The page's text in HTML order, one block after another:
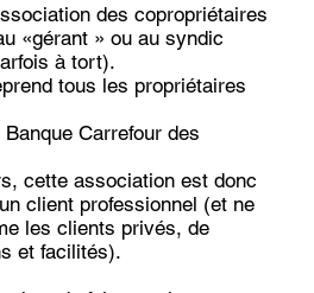
des copropriétaires
«gérant » ou au syndic
à tort).
tous les propriétaires
Carrefour des
cette association est donc
client professionnel (et ne
les clients privés, de
et facilités).